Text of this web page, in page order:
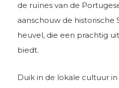
de ruïnes van de
aanschouw de historische
heuvel, die een prachtig
biedt.
Duik in de lokale cultuur